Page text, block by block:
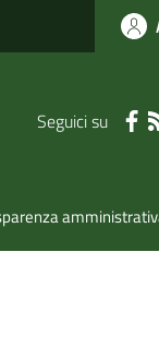
Seguici su